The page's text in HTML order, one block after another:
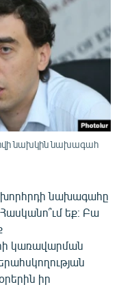
նախկին նախագահ
խորհրդի նախագահը
եք։ Բա
կառավարման
իր